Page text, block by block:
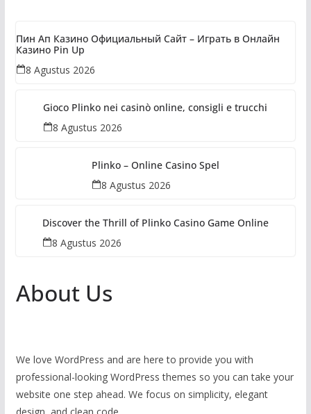
Пин Ап Казино Официальный Сайт – Играть в Онлайн
Казино Pin Up
8 Agustus 2026
Gioco Plinko nei casinò online, consigli e trucchi
8 Agustus 2026
Plinko – Online Casino Spel
8 Agustus 2026
Discover the Thrill of Plinko Casino Game Online
8 Agustus 2026
About Us
We love WordPress and are here to provide you with
professional-looking WordPress themes so you can take your
website one step ahead. We focus on simplicity, elegant